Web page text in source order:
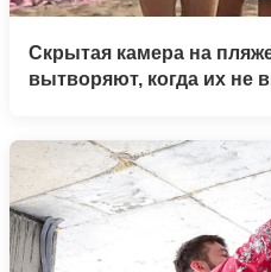
Скрытая камера на
вытворяют, когда их не